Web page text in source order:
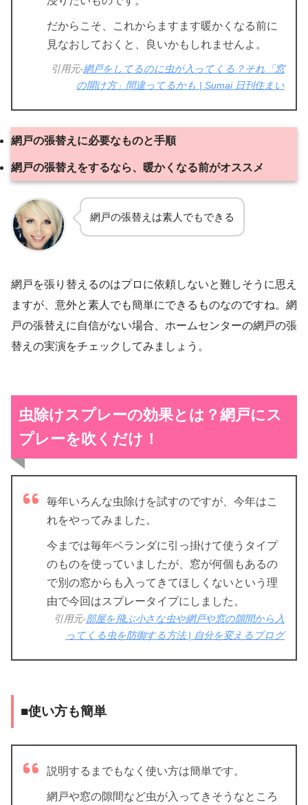
だからこそ、これからますます暖かくなる前に
見なおしておくと、良いかもしれませんよ。
引用元-網戸をしてるのに虫が入ってくる？それ「窓
の開け方」間違ってるかも | Sumai 日刊住まい
網戸の張替えに必要なものと手順
網戸の張替えをするなら、暖かくなる前がオススメ
網戸の張替えは素人でもできる
網戸を張り替えるのはプロに依頼しないと難しそうに思え
ますが、意外と素人でも簡単にできるものなのですね。網
戸の張替えに自信がない場合、ホームセンターの網戸の張
替えの実演をチェックしてみましょう。
虫除けスプレーの効果とは？網戸にス
プレーを吹くだけ！
毎年いろんな虫除けを試すのですが、今年はこ
れをやってみました。
今までは毎年ベランダに引っ掛けて使うタイプ
のものを使っていましたが、窓が何個もあるの
で別の窓からも入ってきてほしくないという理
由で今回はスプレータイプにしました。
引用元-部屋を飛ぶ小さな虫や網戸や窓の隙間から入
ってくる虫を防御する方法 | 自分を変えるブログ
■使い方も簡単
説明するまでもなく使い方は簡単です。
網戸や窓の隙間など虫が入ってきそうなところ